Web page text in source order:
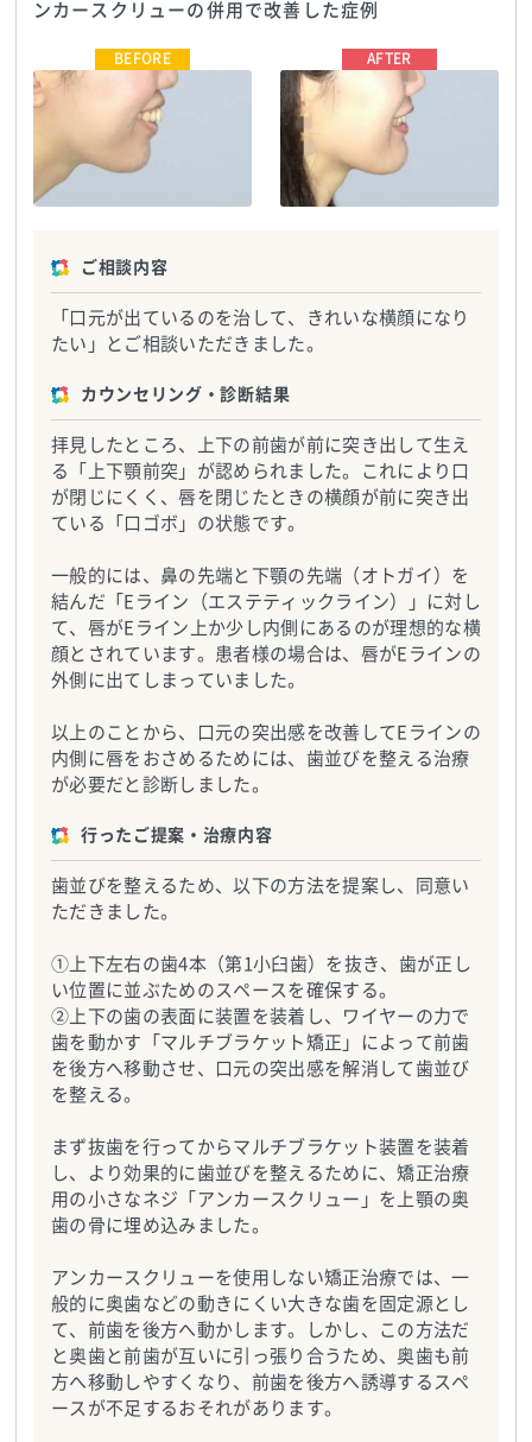
ンカースクリューの併用で改善した症例
医療法人NATURALEE_さわだデ
ンタルクリニック
医療法人NATURALEE_さわだデ
ンタルクリニック
ご相談内容
「口元が出ているのを治して、きれいな横顔になり
たい」とご相談いただきました。
カウンセリング・診断結果
拝見したところ、上下の前歯が前に突き出して生え
る「上下顎前突」が認められました。これにより口
が閉じにくく、唇を閉じたときの横顔が前に突き出
ている「口ゴボ」の状態です。
一般的には、鼻の先端と下顎の先端（オトガイ）を
結んだ「Eライン（エステティックライン）」に対し
て、唇がEライン上か少し内側にあるのが理想的な横
顔とされています。患者様の場合は、唇がEラインの
外側に出てしまっていました。
以上のことから、口元の突出感を改善してEラインの
内側に唇をおさめるためには、歯並びを整える治療
が必要だと診断しました。
行ったご提案・治療内容
歯並びを整えるため、以下の方法を提案し、同意い
ただきました。
①上下左右の歯4本（第1小臼歯）を抜き、歯が正し
い位置に並ぶためのスペースを確保する。
②上下の歯の表面に装置を装着し、ワイヤーの力で
歯を動かす「マルチブラケット矯正」によって前歯
を後方へ移動させ、口元の突出感を解消して歯並び
を整える。
まず抜歯を行ってからマルチブラケット装置を装着
し、より効果的に歯並びを整えるために、矯正治療
用の小さなネジ「アンカースクリュー」を上顎の奥
歯の骨に埋め込みました。
アンカースクリューを使用しない矯正治療では、一
般的に奥歯などの動きにくい大きな歯を固定源とし
て、前歯を後方へ動かします。しかし、この方法だ
と奥歯と前歯が互いに引っ張り合うため、奥歯も前
方へ移動しやすくなり、前歯を後方へ誘導するスペ
ースが不足するおそれがあります。